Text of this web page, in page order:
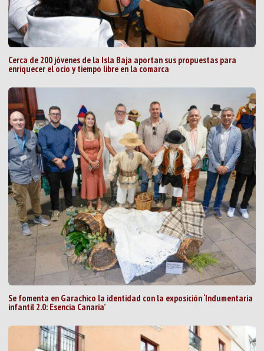
Cerca de 200 jóvenes de la Isla Baja aportan sus propuestas para
enriquecer el ocio y tiempo libre en la comarca
Se fomenta en Garachico la identidad con la exposición ‘Indumentaria
infantil 2.0: Esencia Canaria’